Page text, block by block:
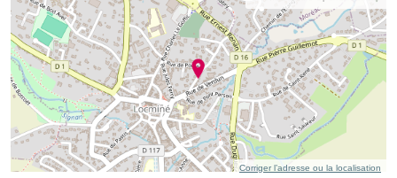
Corriger l’adresse ou la localisation